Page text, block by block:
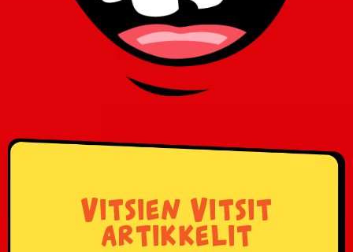
Vitsien Vitsit
artikkelit